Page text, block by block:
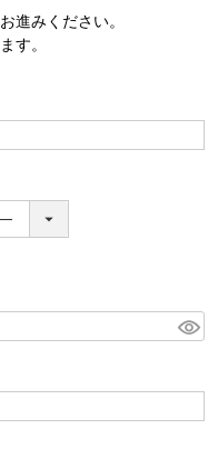
進みください。
す。